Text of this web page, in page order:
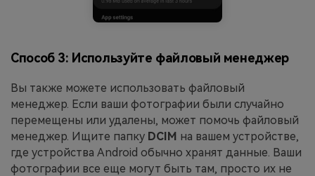
Способ 3: Используйте файловый менеджер
Вы также можете использовать файловый
менеджер. Если ваши фотографии были случайно
перемещены или удалены, может помочь файловый
менеджер. Ищите папку DCIM на вашем устройстве,
где устройства Android обычно хранят данные. Ваши
фотографии все еще могут быть там, просто их не